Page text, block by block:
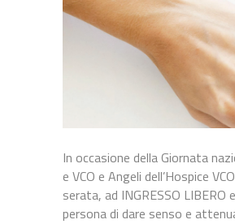
In occasione della Giornata
e VCO e Angeli dell’Hospice
serata, ad INGRESSO
persona di dare senso e